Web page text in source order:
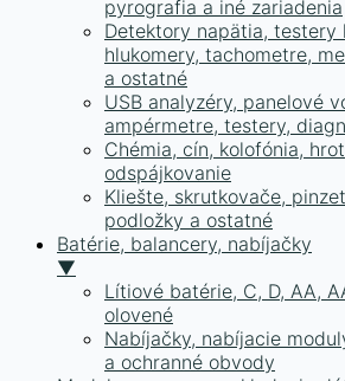
pyrografia a iné zariadenia
Detektory napätia, testery
hlukomery, tachometre,
a ostatné
USB analyzéry, panelové
ampérmetre, testery,
Chémia, cín, kolofónia,
odspájkovanie
Kliešte, skrutkovače,
podložky a ostatné
Batérie, balancery, nabíjačky
▼
Lítiové batérie, C, D, AA,
olovené
Nabíjačky, nabíjacie
a ochranné obvody